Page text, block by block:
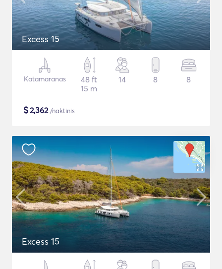
Excess 15
Katamaranas
48 ft
15 m
14 8 8
$2,362/naktinis
Excess 15